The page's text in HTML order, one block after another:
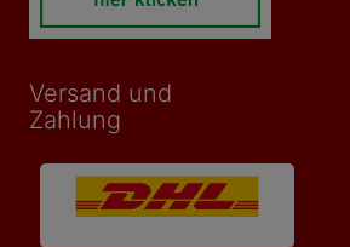
Versand und
Zahlung